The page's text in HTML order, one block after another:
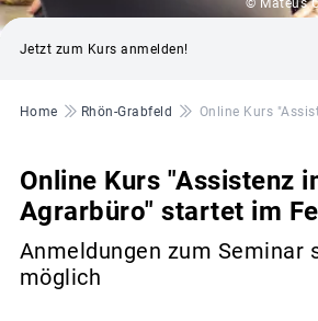
Jetzt zum Kurs anmelden!
Pfadnavigation
Home Rhön-Grabfeld Online Kurs
Online Kurs "Assistenz
Agrarbüro" startet im
Anmeldungen zum Seminar
möglich